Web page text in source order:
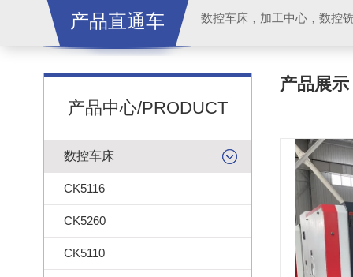
产品直通车
产品中心/PRODUCT
数控车床
CK5116
CK5260
CK5110
产品展示